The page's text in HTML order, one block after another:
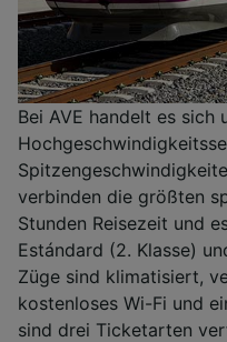
Bei AVE handelt es sich
verbinden die größten
Stunden Reisezeit und
Estándard (2. Klasse)
Züge sind klimatisiert,
kostenloses Wi-Fi und
sind drei Ticketarten